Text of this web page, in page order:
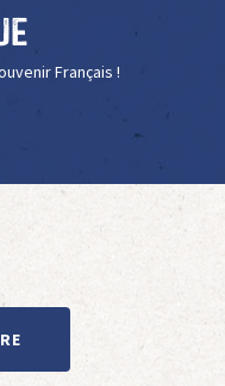
Français !